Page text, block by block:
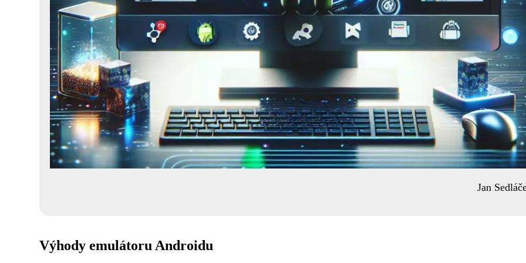
Jan
Výhody emulátoru Androidu